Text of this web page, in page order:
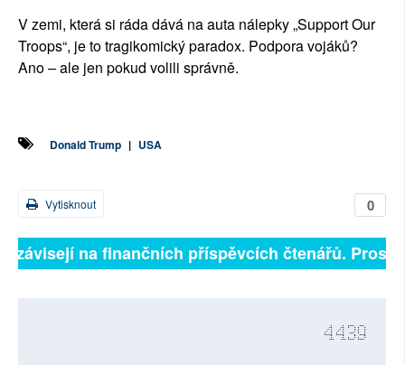
V zemi, která si ráda dává na auta nálepky „Support Our
Troops“, je to tragikomický paradox. Podpora vojáků?
Ano – ale jen pokud volili správně.
Donald Trump | USA
0
Vytisknout
na finančních příspěvcích čtenářů.
4439